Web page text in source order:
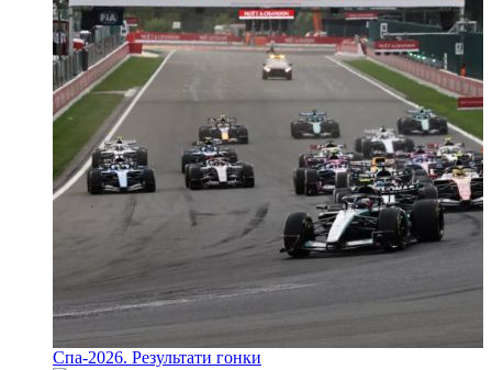
Спа-2026. Результати гонки